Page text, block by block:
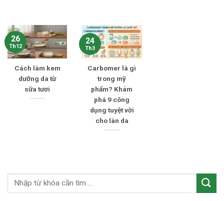
Cách làm kem
dưỡng da từ
sữa tươi
26
Th12
Carbomer là gì
trong mỹ
phẩm? Khám
phá 9 công
dụng tuyệt vời
cho làn da
24
Th3